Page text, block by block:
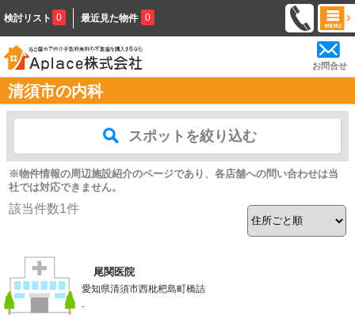
検討リスト 0 最近見た物件 0
お問合せ
清須市の内科
スポットを絞り込む
※物件情報の周辺施設紹介のページであり、各店舗への問い合わせは当
社では対応できません。
該当件数1件
尾関医院
愛知県清須市西枇杷島町橋詰
-